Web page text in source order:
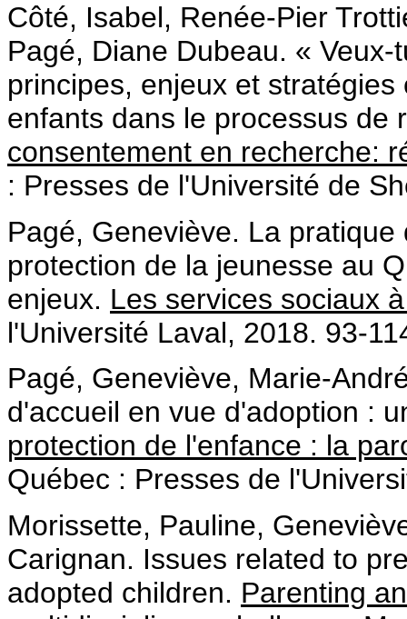
Côté, Isabel, Renée-Pier
Pagé, Diane Dubeau. «
principes, enjeux et stratégies
enfants dans le processus de
consentement en recherche:
: Presses de l'Université de
Pagé, Geneviève. La
protection de la jeunesse au
enjeux. Les services sociaux
l'Université Laval, 2018. 93-
Pagé, Geneviève, Marie-
d'accueil en vue d'adoption :
protection de l'enfance : la
Québec : Presses de
Morissette, Pauline,
Carignan. Issues related to
adopted children. Parenting